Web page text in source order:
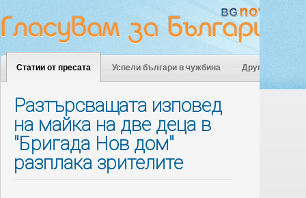
Статии от пресата Успели българи в чужбина Други
Разтърсващата изповед
на майка на две деца в
"Бригада Нов дом"
разплака зрителите